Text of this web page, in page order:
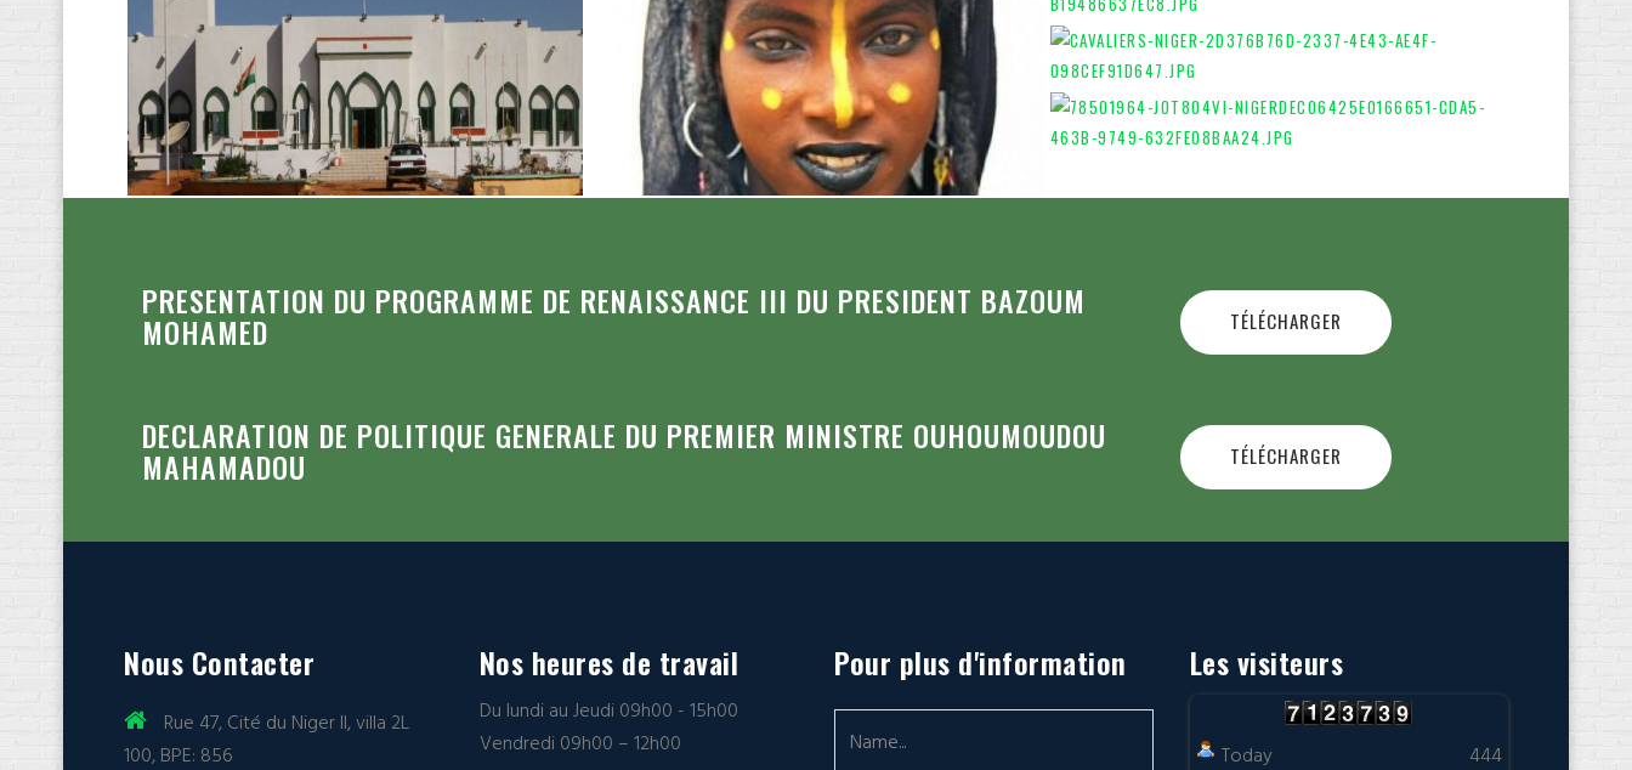
PRESENTATION DU PROGRAMME DE RENAISSANCE III DU PRESIDENT BAZOUM
MOHAMED TÉLÉCHARGER
DECLARATION DE POLITIQUE GENERALE DU PREMIER MINISTRE OUHOUMOUDOU
MAHAMADOU TÉLÉCHARGER
Nous Contacter
Rue 47, Cité du Niger II, villa 2L
100, BPE: 856
Nos heures de travail
Du lundi au Jeudi 09h00 - 15h00
Vendredi 09h00 – 12h00
Pour plus d'information Les visiteurs
Today
444